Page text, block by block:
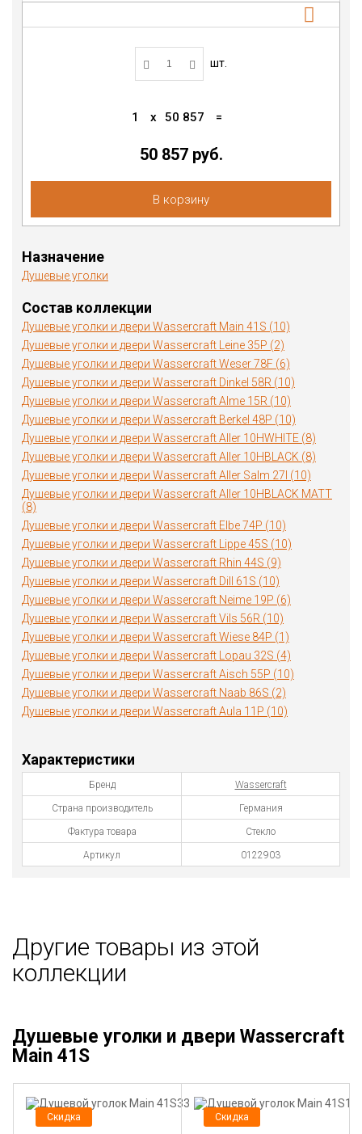
шт.
1 x 50 857 =
50 857 руб.
В корзину
Назначение
Душевые уголки
Состав коллекции
Душевые уголки и двери Wassercraft Main 41S (10)
Душевые уголки и двери Wassercraft Leine 35P (2)
Душевые уголки и двери Wassercraft Weser 78F (6)
Душевые уголки и двери Wassercraft Dinkel 58R (10)
Душевые уголки и двери Wassercraft Alme 15R (10)
Душевые уголки и двери Wassercraft Berkel 48P (10)
Душевые уголки и двери Wassercraft Aller 10HWHITE (8)
Душевые уголки и двери Wassercraft Aller 10HBLACK (8)
Душевые уголки и двери Wassercraft Aller Salm 27I (10)
Душевые уголки и двери Wassercraft Aller 10HBLACK MATT
(8)
Душевые уголки и двери Wassercraft Elbe 74P (10)
Душевые уголки и двери Wassercraft Lippe 45S (10)
Душевые уголки и двери Wassercraft Rhin 44S (9)
Душевые уголки и двери Wassercraft Dill 61S (10)
Душевые уголки и двери Wassercraft Neime 19P (6)
Душевые уголки и двери Wassercraft Vils 56R (10)
Душевые уголки и двери Wassercraft Wiese 84P (1)
Душевые уголки и двери Wassercraft Lopau 32S (4)
Душевые уголки и двери Wassercraft Aisch 55P (10)
Душевые уголки и двери Wassercraft Naab 86S (2)
Душевые уголки и двери Wassercraft Aula 11P (10)
Характеристики
Бренд Wassercraft
Страна производитель Германия
Фактура товара Стекло
Артикул 0122903
Другие товары из этой
коллекции
Душевые уголки и двери Wassercraft
Main 41S
Скидка Скидка